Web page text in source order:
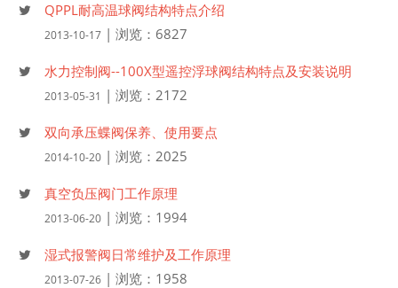
QPPL耐高温球阀结构特点介绍
2013-10-17 | 浏览：6827
水力控制阀--100X型遥控浮球阀结构特点及安装说明
2013-05-31 | 浏览：2172
双向承压蝶阀保养、使用要点
2014-10-20 | 浏览：2025
真空负压阀门工作原理
2013-06-20 | 浏览：1994
湿式报警阀日常维护及工作原理
2013-07-26 | 浏览：1958